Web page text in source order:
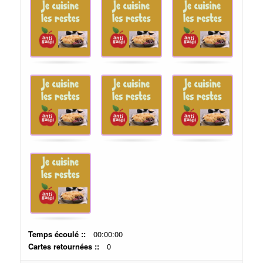
turn
Temps écoulé :: 00:00:00
Cartes retournées :: 0